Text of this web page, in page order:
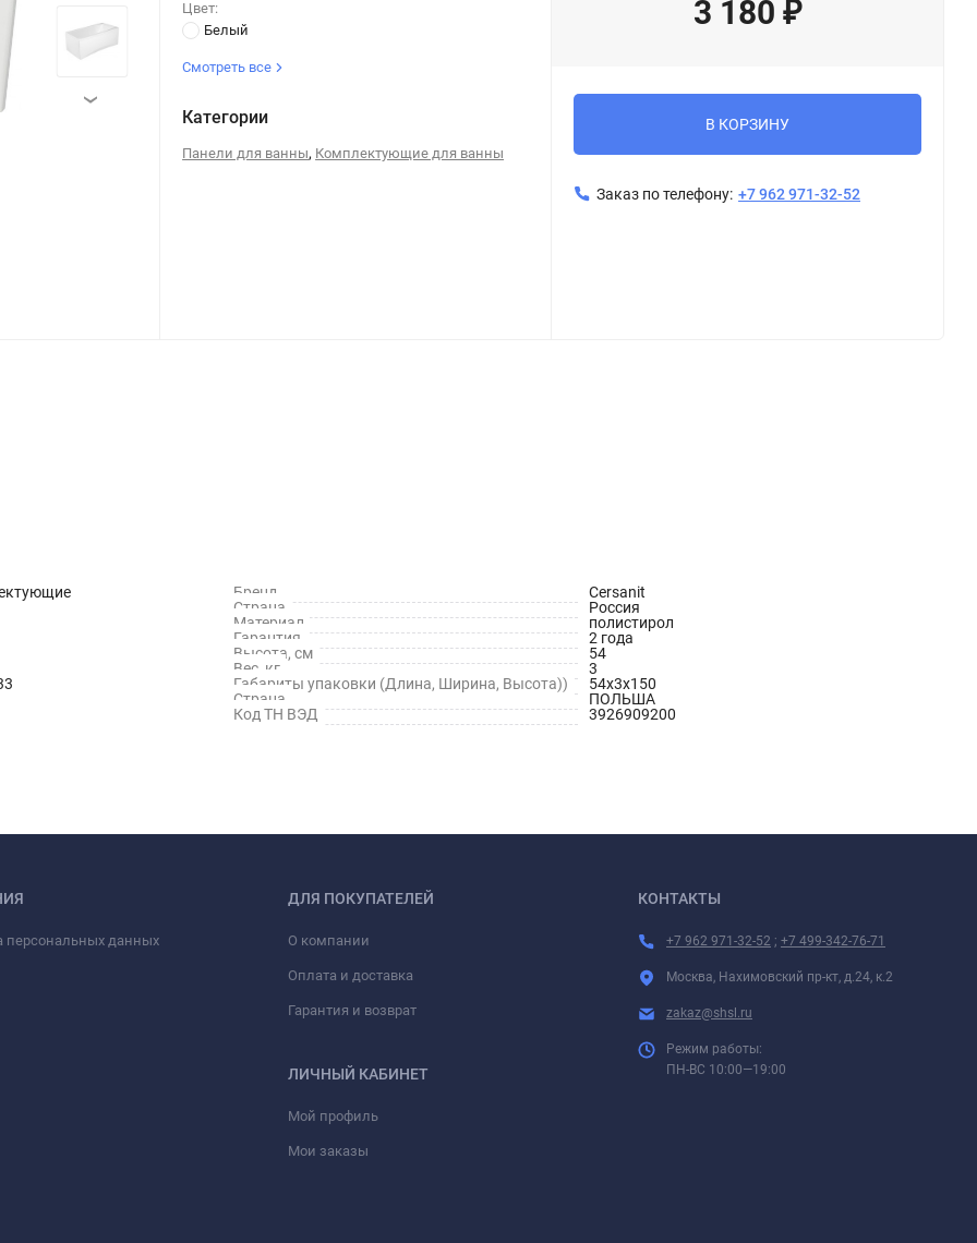
›
Цвет:
Белый
Смотреть все
Категории
Панели для ванны, Комплектующие для ванны
3 180 ₽
В КОРЗИНУ
Заказ по телефону: +7 962 971-32-52
Бренд
Cersanit
Страна
Россия
Материал
полистирол
Гарантия
2 года
Высота, см
54
Вес, кг
3
Габариты упаковки (Длина, Ширина, Высота))
54х3х150
Страна
ПОЛЬША
Код ТН ВЭД
3926909200
персональных данных
ДЛЯ ПОКУПАТЕЛЕЙ
О компании
Оплата и доставка
Гарантия и возврат
ЛИЧНЫЙ КАБИНЕТ
Мой профиль
Мои заказы
КОНТАКТЫ
+7 962 971-32-52 ; +7 499-342-76-71
Москва, Нахимовский пр-кт, д.24, к.2
zakaz@shsl.ru
Режим работы:
ПН-ВС 10:00—19:00